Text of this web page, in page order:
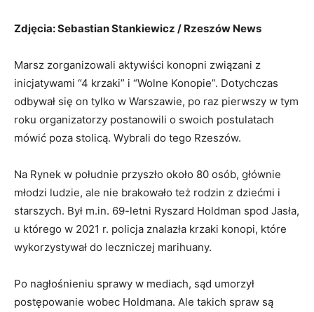
Zdjęcia: Sebastian Stankiewicz / Rzeszów News
Marsz zorganizowali aktywiści konopni związani z
inicjatywami “4 krzaki” i “Wolne Konopie”. Dotychczas
odbywał się on tylko w Warszawie, po raz pierwszy w tym
roku organizatorzy postanowili o swoich postulatach
mówić poza stolicą. Wybrali do tego Rzeszów.
Na Rynek w południe przyszło około 80 osób, głównie
młodzi ludzie, ale nie brakowało też rodzin z dziećmi i
starszych. Był m.in. 69-letni Ryszard Holdman spod Jasła,
u którego w 2021 r. policja znalazła krzaki konopi, które
wykorzystywał do leczniczej marihuany.
Po nagłośnieniu sprawy w mediach, sąd umorzył
postępowanie wobec Holdmana. Ale takich spraw są